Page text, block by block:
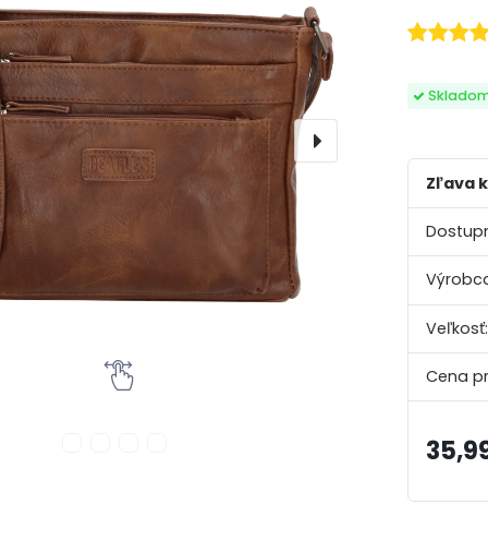
Detské
slnečné
okuliare
Zľava
Veľkosť:
Cena